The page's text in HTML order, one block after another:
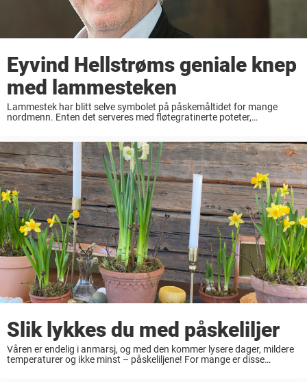
Eyvind Hellstrøms geniale knep
med lammesteken
Lammestek har blitt selve symbolet på påskemåltidet for mange
nordmenn. Enten det serveres med fløtegratinerte poteter,
Slik lykkes du med påskeliljer
Våren er endelig i anmarsj, og med den kommer lysere dager, mildere
temperaturer og ikke minst – påskeliljene! For mange er disse